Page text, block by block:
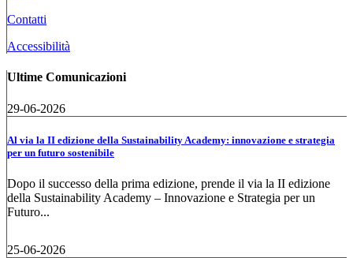
Contatti
Accessibilità
Ultime Comunicazioni
29-06-2026
Al via la II edizione della Sustainability Academy: innovazione e strategia
per un futuro sostenibile
Dopo il successo della prima edizione, prende il via la II edizione
della Sustainability Academy – Innovazione e Strategia per un
Futuro...
25-06-2026